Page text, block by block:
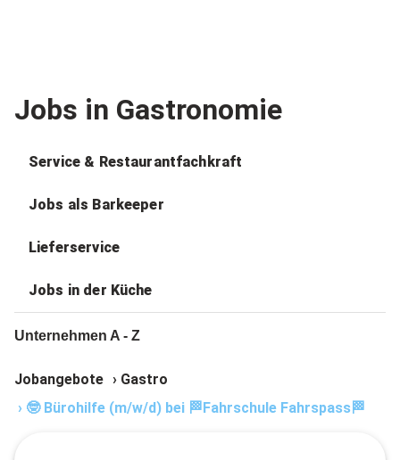
Jobs in Gastronomie
Service & Restaurantfachkraft
Jobs als Barkeeper
Lieferservice
Jobs in der Küche
Unternehmen A - Z
Jobangebote › Gastro
› 🤓 Bürohilfe (m/w/d) bei 🏁Fahrschule Fahrspass🏁